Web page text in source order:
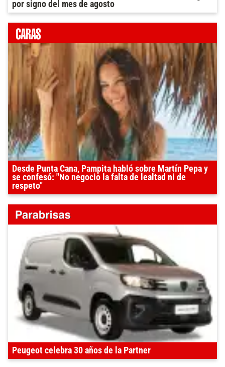
por signo del mes de agosto
Desde Punta Cana, Pampita habló sobre Martín Pepa y
se confesó: "No negocio la falta de lealtad ni de
respeto"
Peugeot celebra 30 años de la Partner